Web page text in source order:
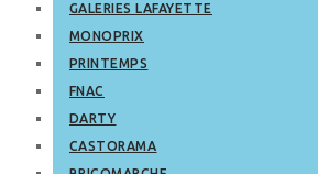
GALERIES LAFAYETTE
MONOPRIX
PRINTEMPS
FNAC
DARTY
CASTORAMA